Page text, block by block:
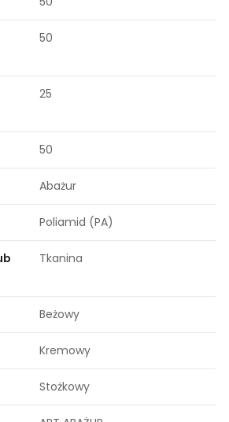
50
25
50
Abażur
Poliamid (PA)
Tkanina
Beżowy
Kremowy
Stożkowy